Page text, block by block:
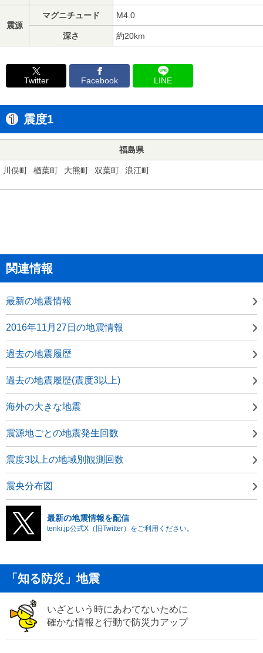
震源
マグニチュード M4.0
深さ 約20km
Twitter Facebook LINE
震度1
福島県
川俣町 楢葉町 大熊町 双葉町 浪江町
関連情報
最新の地震情報
2016年11月27日の地震情報
過去の地震履歴
過去の地震履歴(震度3以上)
海外の大きな地震
震源地ごとの地震発生回数
震度3以上の地域別観測回数
震央分布図
最新の地震情報を配信
tenki.jp公式X（旧Twitter）をご利用ください。
「知る防災」地震
いざという時にあわてないために
確かな情報と行動で防災力アップ